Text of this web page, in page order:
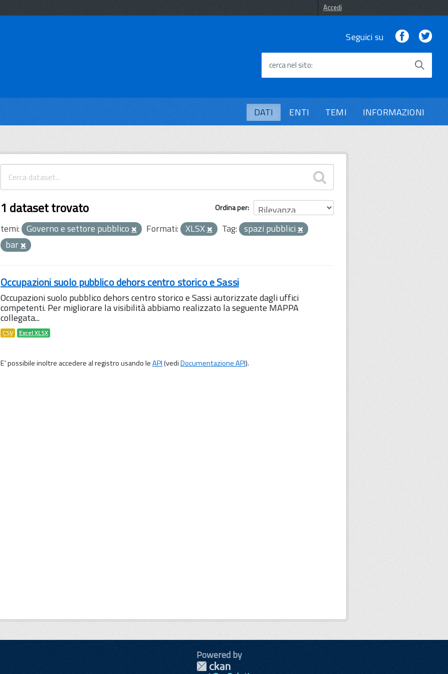
Accedi
Seguici su Facebook
cerca nel sito
DATI ENTI TEMI INFORMAZIONI
Ordina per
1 dataset trovato
temi: Governo e settore pubblico Formati: XLSX Tag: spazi pubblici
bar
Occupazioni suolo pubblico dehors centro storico e Sassi
Occupazioni suolo pubblico dehors centro storico e Sassi autorizzate dagli uffici
competenti. Per migliorare la visibilità abbiamo realizzato la seguente MAPPA
collegata...
CSV Excel XLSX
E' possibile inoltre accedere al registro usando leAPI(vediDocumentazione API).
Powered by